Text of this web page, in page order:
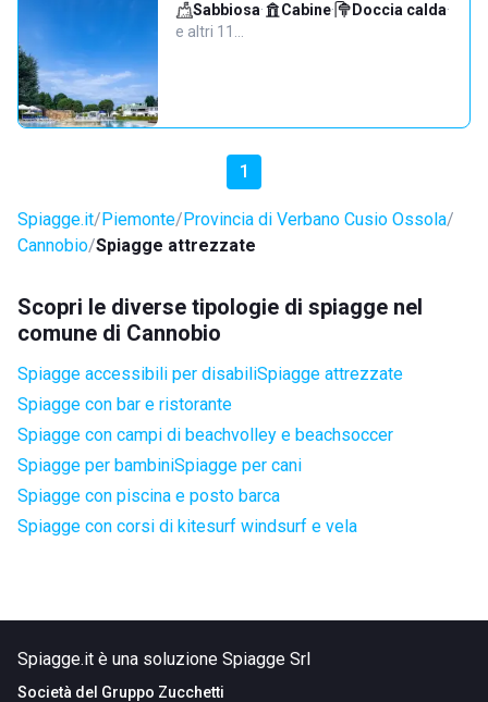
Sabbiosa· Cabine· Doccia calda·
e altri 11…
1
Spiagge.it Piemonte Provincia di Verbano Cusio Ossola
Cannobio Spiagge attrezzate
Scopri le diverse tipologie di spiagge nel
comune di Cannobio
Spiagge accessibili per disabiliSpiagge attrezzate
Spiagge con bar e ristorante
Spiagge con campi di beachvolley e beachsoccer
Spiagge per bambiniSpiagge per cani
Spiagge con piscina e posto barca
Spiagge con corsi di kitesurf windsurf e vela
Spiagge.it è una soluzione Spiagge Srl
Società del Gruppo Zucchetti